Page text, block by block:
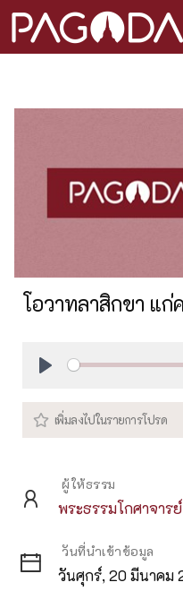
โอวาทลาสิกขา แ
ผู้ให้ธรรม
พระธรรมโกศาจาร
วันที่นำเข้าข้อมูล
วันศุกร์, 20 มีนาคม